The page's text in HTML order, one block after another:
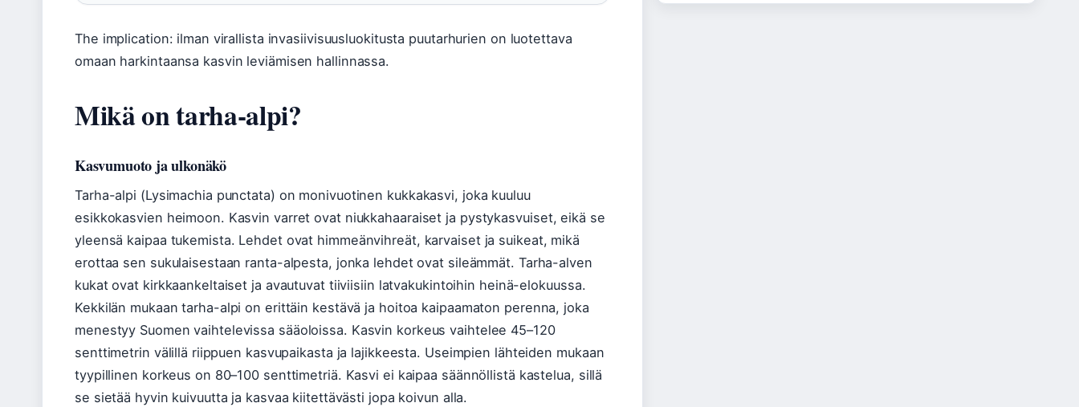
The implication: ilman virallista invasiivisuusluokitusta puutarhurien on luotettava
omaan harkintaansa kasvin leviämisen hallinnassa.
Mikä on tarha-alpi?
Kasvumuoto ja ulkonäkö
Tarha-alpi (Lysimachia punctata) on monivuotinen kukkakasvi, joka kuuluu
esikkokasvien heimoon. Kasvin varret ovat niukkahaaraiset ja pystykasvuiset, eikä se
yleensä kaipaa tukemista. Lehdet ovat himmeänvihreät, karvaiset ja suikeat, mikä
erottaa sen sukulaisestaan ranta-alpesta, jonka lehdet ovat sileämmät. Tarha-alven
kukat ovat kirkkaankeltaiset ja avautuvat tiiviisiin latvakukintoihin heinä-elokuussa.
Kekkilän mukaan tarha-alpi on erittäin kestävä ja hoitoa kaipaamaton perenna, joka
menestyy Suomen vaihtelevissa sääoloissa. Kasvin korkeus vaihtelee 45–120
senttimetrin välillä riippuen kasvupaikasta ja lajikkeesta. Useimpien lähteiden mukaan
tyypillinen korkeus on 80–100 senttimetriä. Kasvi ei kaipaa säännöllistä kastelua, sillä
se sietää hyvin kuivuutta ja kasvaa kiitettävästi jopa koivun alla.